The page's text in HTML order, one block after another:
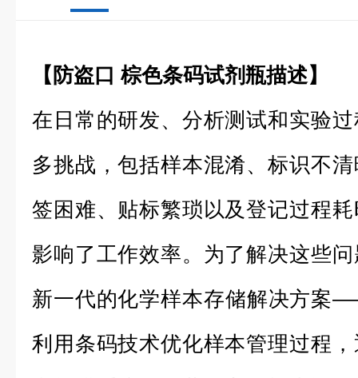
【 防盗口 棕色条码试剂瓶描述】
在日常的研发、分析测试和实验
多挑战，包括样本混淆、标识不
签困难、贴标繁琐以及登记过程
影响了工作效率。为了解决这些
新一代的化学样本存储解决方案
利用条码技术优化样本管理过程